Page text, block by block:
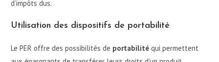
d’impôts dus.
Utilisation des dispositifs de portabilité
Le PER offre des possibilités de portabilité qui permettent